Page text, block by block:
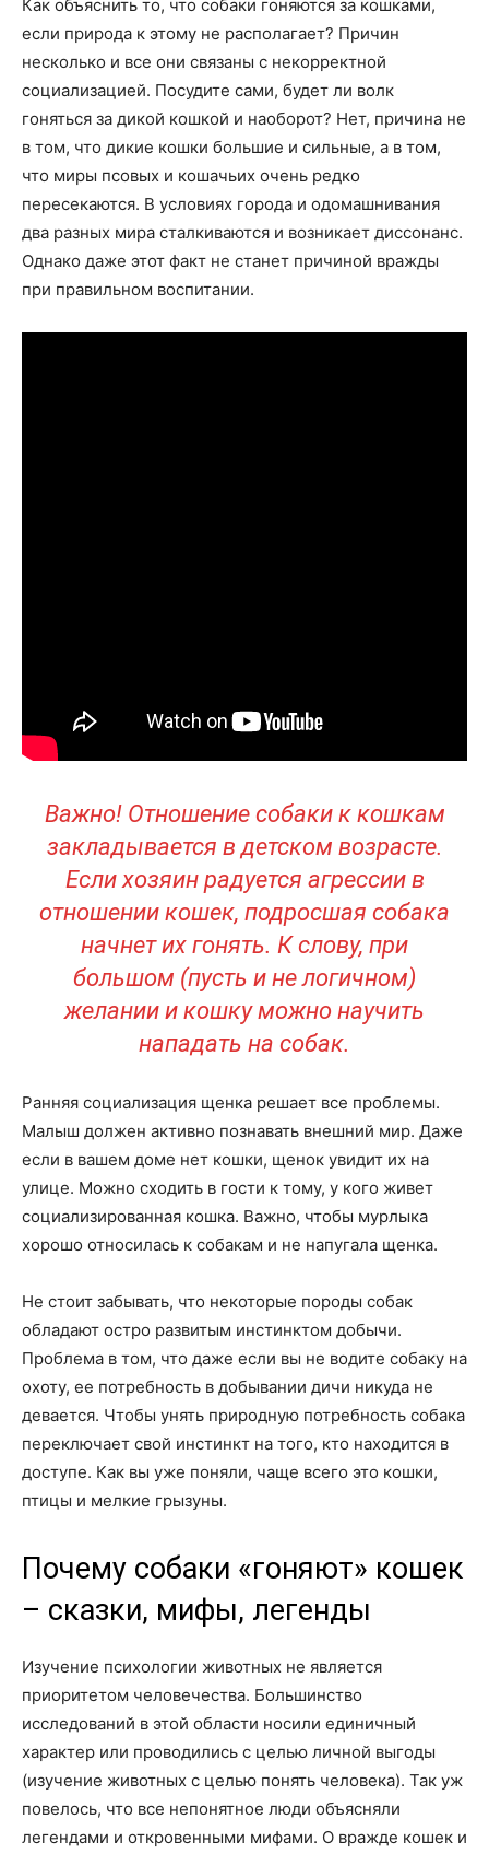
Как объяснить то, что собаки гоняются за кошками,
если природа к этому не располагает? Причин
несколько и все они связаны с некорректной
социализацией. Посудите сами, будет ли волк
гоняться за дикой кошкой и наоборот? Нет, причина не
в том, что дикие кошки большие и сильные, а в том,
что миры псовых и кошачьих очень редко
пересекаются. В условиях города и одомашнивания
два разных мира сталкиваются и возникает диссонанс.
Однако даже этот факт не станет причиной вражды
при правильном воспитании.
Важно! Отношение собаки к кошкам
закладывается в детском возрасте.
Если хозяин радуется агрессии в
отношении кошек, подросшая собака
начнет их гонять. К слову, при
большом (пусть и не логичном)
желании и кошку можно научить
нападать на собак.
Ранняя социализация щенка решает все проблемы.
Малыш должен активно познавать внешний мир. Даже
если в вашем доме нет кошки, щенок увидит их на
улице. Можно сходить в гости к тому, у кого живет
социализированная кошка. Важно, чтобы мурлыка
хорошо относилась к собакам и не напугала щенка.
Не стоит забывать, что некоторые породы собак
обладают остро развитым инстинктом добычи.
Проблема в том, что даже если вы не водите собаку на
охоту, ее потребность в добывании дичи никуда не
девается. Чтобы унять природную потребность собака
переключает свой инстинкт на того, кто находится в
доступе. Как вы уже поняли, чаще всего это кошки,
птицы и мелкие грызуны.
Почему собаки «гоняют» кошек
– сказки, мифы, легенды
Изучение психологии животных не является
приоритетом человечества. Большинство
исследований в этой области носили единичный
характер или проводились с целью личной выгоды
(изучение животных с целью понять человека). Так уж
повелось, что все непонятное люди объясняли
легендами и откровенными мифами. О вражде кошек и